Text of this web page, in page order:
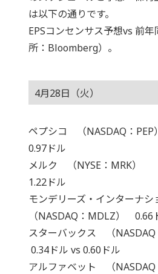
は以下の通りです。
EPSコンセンサス予想vs 前
所：Bloomberg）。
4月28日（火）
ペプシコ （NASDAQ：
0.97ドル
メルク （NYSE：MRK
1.22ドル
モンデリーズ・インターナ
（NASDAQ：MDLZ） 0.66
スターバックス （
0.34ドル vs 0.60ドル
アルファベット （NASDAQ